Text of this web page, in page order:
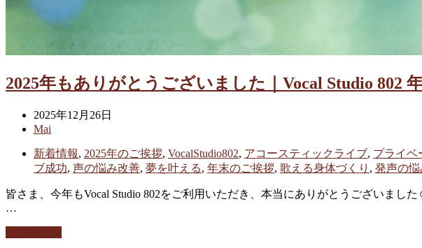
2025年もありがとうございました｜Vocal Studio 802
2025年12月26日
Mai
新着情報, 2025年のご挨拶, VocalStudio802, アコースティックライブ, プライベ
ブ成功, 声の悩み改善, 夢を叶える, 年末のご挨拶, 歌える身体づくり , 発声の悩
皆さま、今年もVocal Studio 802をご利用いただき、本当にありがとうございま
…